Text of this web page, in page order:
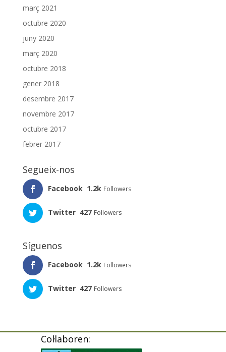
març 2021
octubre 2020
juny 2020
març 2020
octubre 2018
gener 2018
desembre 2017
novembre 2017
octubre 2017
febrer 2017
Segueix-nos
Facebook 1.2k Followers
Twitter 427 Followers
Síguenos
Facebook 1.2k Followers
Twitter 427 Followers
Col·laboren: